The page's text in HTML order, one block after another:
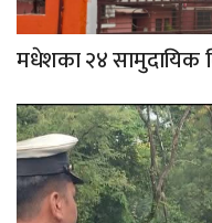
मधेशका २४ सामुदायिक